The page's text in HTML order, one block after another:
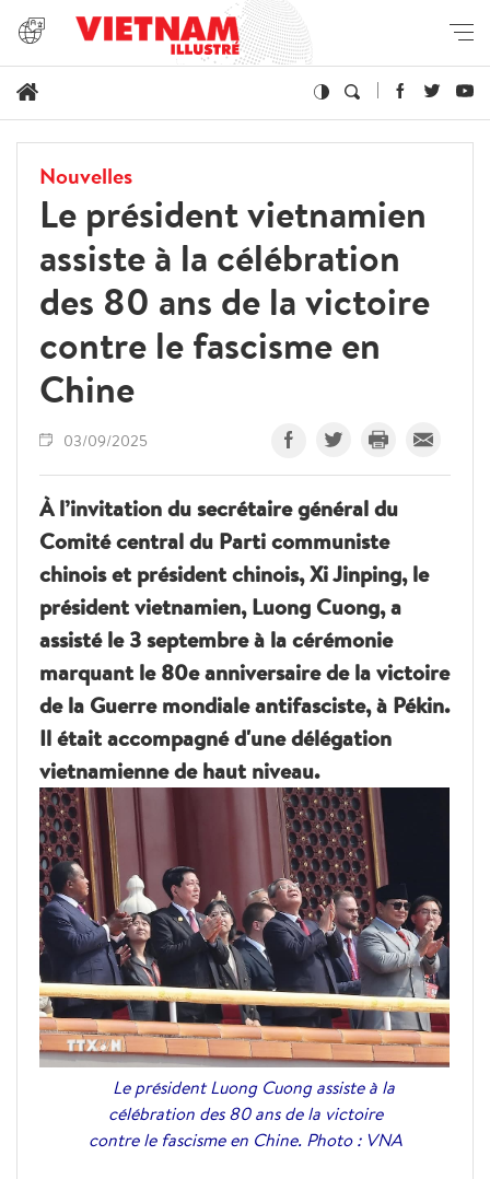
Nouvelles
Le président vietnamien
assiste à la célébration
des 80 ans de la victoire
contre le fascisme en
Chine
03/09/2025
À l’invitation du secrétaire général du
Comité central du Parti communiste
chinois et président chinois, Xi Jinping, le
président vietnamien, Luong Cuong, a
assisté le 3 septembre à la cérémonie
marquant le 80e anniversaire de la victoire
de la Guerre mondiale antifasciste, à Pékin.
Il était accompagné d'une délégation
vietnamienne de haut niveau.
Le président Luong Cuong assiste à la
célébration des 80 ans de la victoire
contre le fascisme en Chine. Photo : VNA